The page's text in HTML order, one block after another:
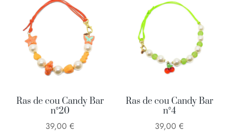
Ras de cou Candy Bar
n°20
39,00 €
Ras de cou Candy Bar
n°4
39,00 €